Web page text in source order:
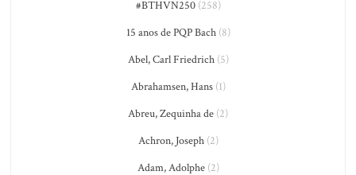
#BTHVN250(258)
15 anos de PQP Bach(8)
Abel, Carl Friedrich(5)
Abrahamsen, Hans(1)
Abreu, Zequinha de (2)
Achron, Joseph(2)
Adam, Adolphe(2)